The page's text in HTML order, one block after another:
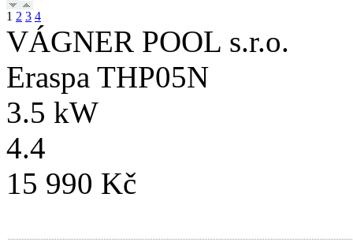
1 2 3 4
VÁGNER POOL s.r.o.
Eraspa THP05N
3.5 kW
4.4
15 990 Kč